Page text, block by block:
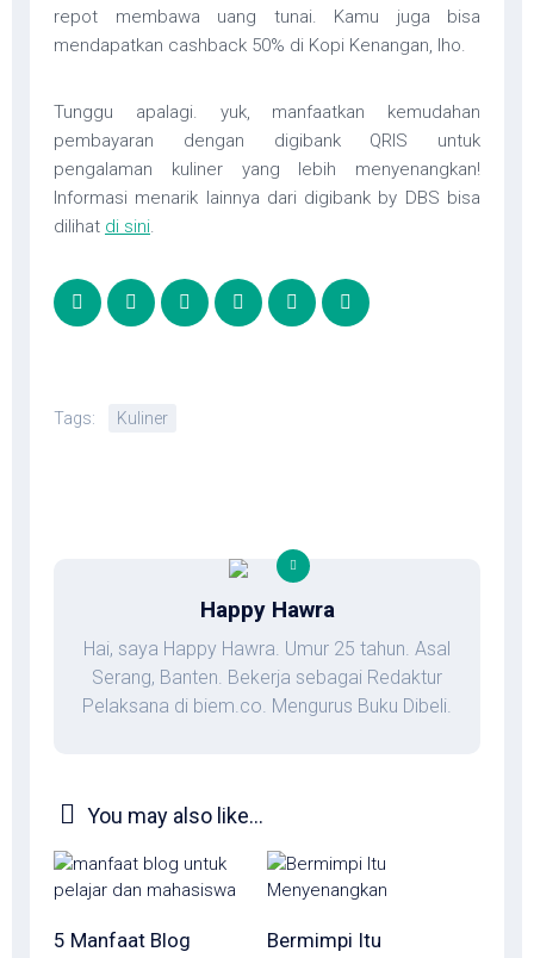
repot membawa uang tunai. Kamu juga bisa
mendapatkan cashback 50% di Kopi Kenangan, lho.
Tunggu apalagi. yuk, manfaatkan kemudahan
pembayaran dengan digibank QRIS untuk
pengalaman kuliner yang lebih menyenangkan!
Informasi menarik lainnya dari digibank by DBS bisa
dilihat di sini.
Tags: Kuliner
Happy Hawra
Hai, saya Happy Hawra. Umur 25 tahun. Asal
Serang, Banten. Bekerja sebagai Redaktur
Pelaksana di biem.co. Mengurus Buku Dibeli.
You may also like...
5 Manfaat Blog
Bermimpi Itu